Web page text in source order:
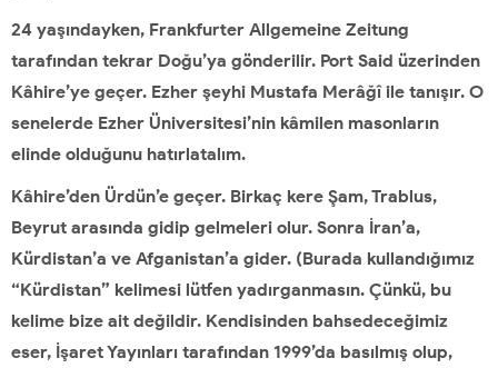
24 yaşındayken, Frankfurter Allgemeine Zeitung
tarafından tekrar Doğu’ya gönderilir. Port Said üzerinden
Kâhire’ye geçer. Ezher şeyhi Mustafa Merâğî ile tanışır. O
senelerde Ezher Üniversitesi’nin kâmilen masonların
elinde olduğunu hatırlatalım.
Kâhire’den Ürdün’e geçer. Birkaç kere Şam, Trablus,
Beyrut arasında gidip gelmeleri olur. Sonra İran’a,
Kürdistan’a ve Afganistan’a gider. (Burada kullandığımız
“Kürdistan” kelimesi lütfen yadırganmasın. Çünkü, bu
kelime bize ait değildir. Kendisinden bahsedeceğimiz
eser, İşaret Yayınları tarafından 1999’da basılmış olup,